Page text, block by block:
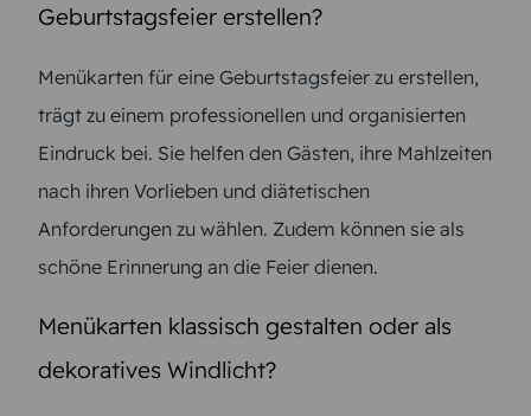
Geburtstagsfeier erstellen?
Menükarten für eine Geburtstagsfeier zu erstellen,
trägt zu einem professionellen und organisierten
Eindruck bei. Sie helfen den Gästen, ihre Mahlzeiten
nach ihren Vorlieben und diätetischen
Anforderungen zu wählen. Zudem können sie als
schöne Erinnerung an die Feier dienen.
Menükarten klassisch gestalten oder als
dekoratives Windlicht?